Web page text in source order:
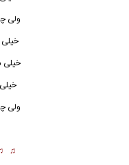
ولی
خیلی
ولی
♫